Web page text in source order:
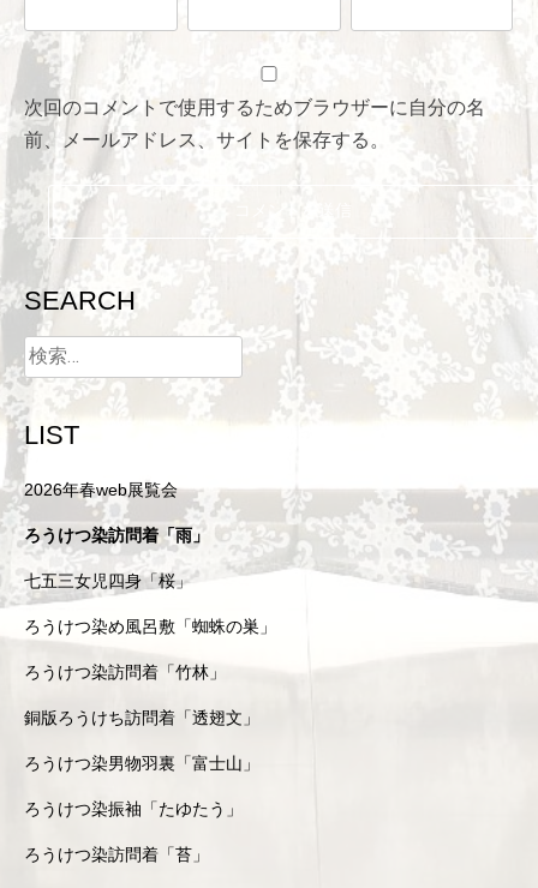
次回のコメントで使用するためブラウザーに自分の名
前、メールアドレス、サイトを保存する。
SEARCH
LIST
2026年春web展覧会
ろうけつ染訪問着「雨」
七五三女児四身「桜」
ろうけつ染め風呂敷「蜘蛛の巣」
ろうけつ染訪問着「竹林」
銅版ろうけち訪問着「透翅文」
ろうけつ染男物羽裏「富士山」
ろうけつ染振袖「たゆたう」
ろうけつ染訪問着「苔」